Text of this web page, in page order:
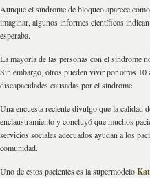
Aunque el síndrome de bloqueo aparece
imaginar, algunos informes científicos
esperaba.
La mayoría de las personas con el síndrome
Sin embargo, otros pueden vivir por otros 10
discapacidades causadas por el síndrome.
Una encuesta reciente divulgo que la calidad
enclaustramiento y concluyó que muchos
servicios sociales adecuados ayudan a los
comunidad.
Uno de estos pacientes es la supermodelo